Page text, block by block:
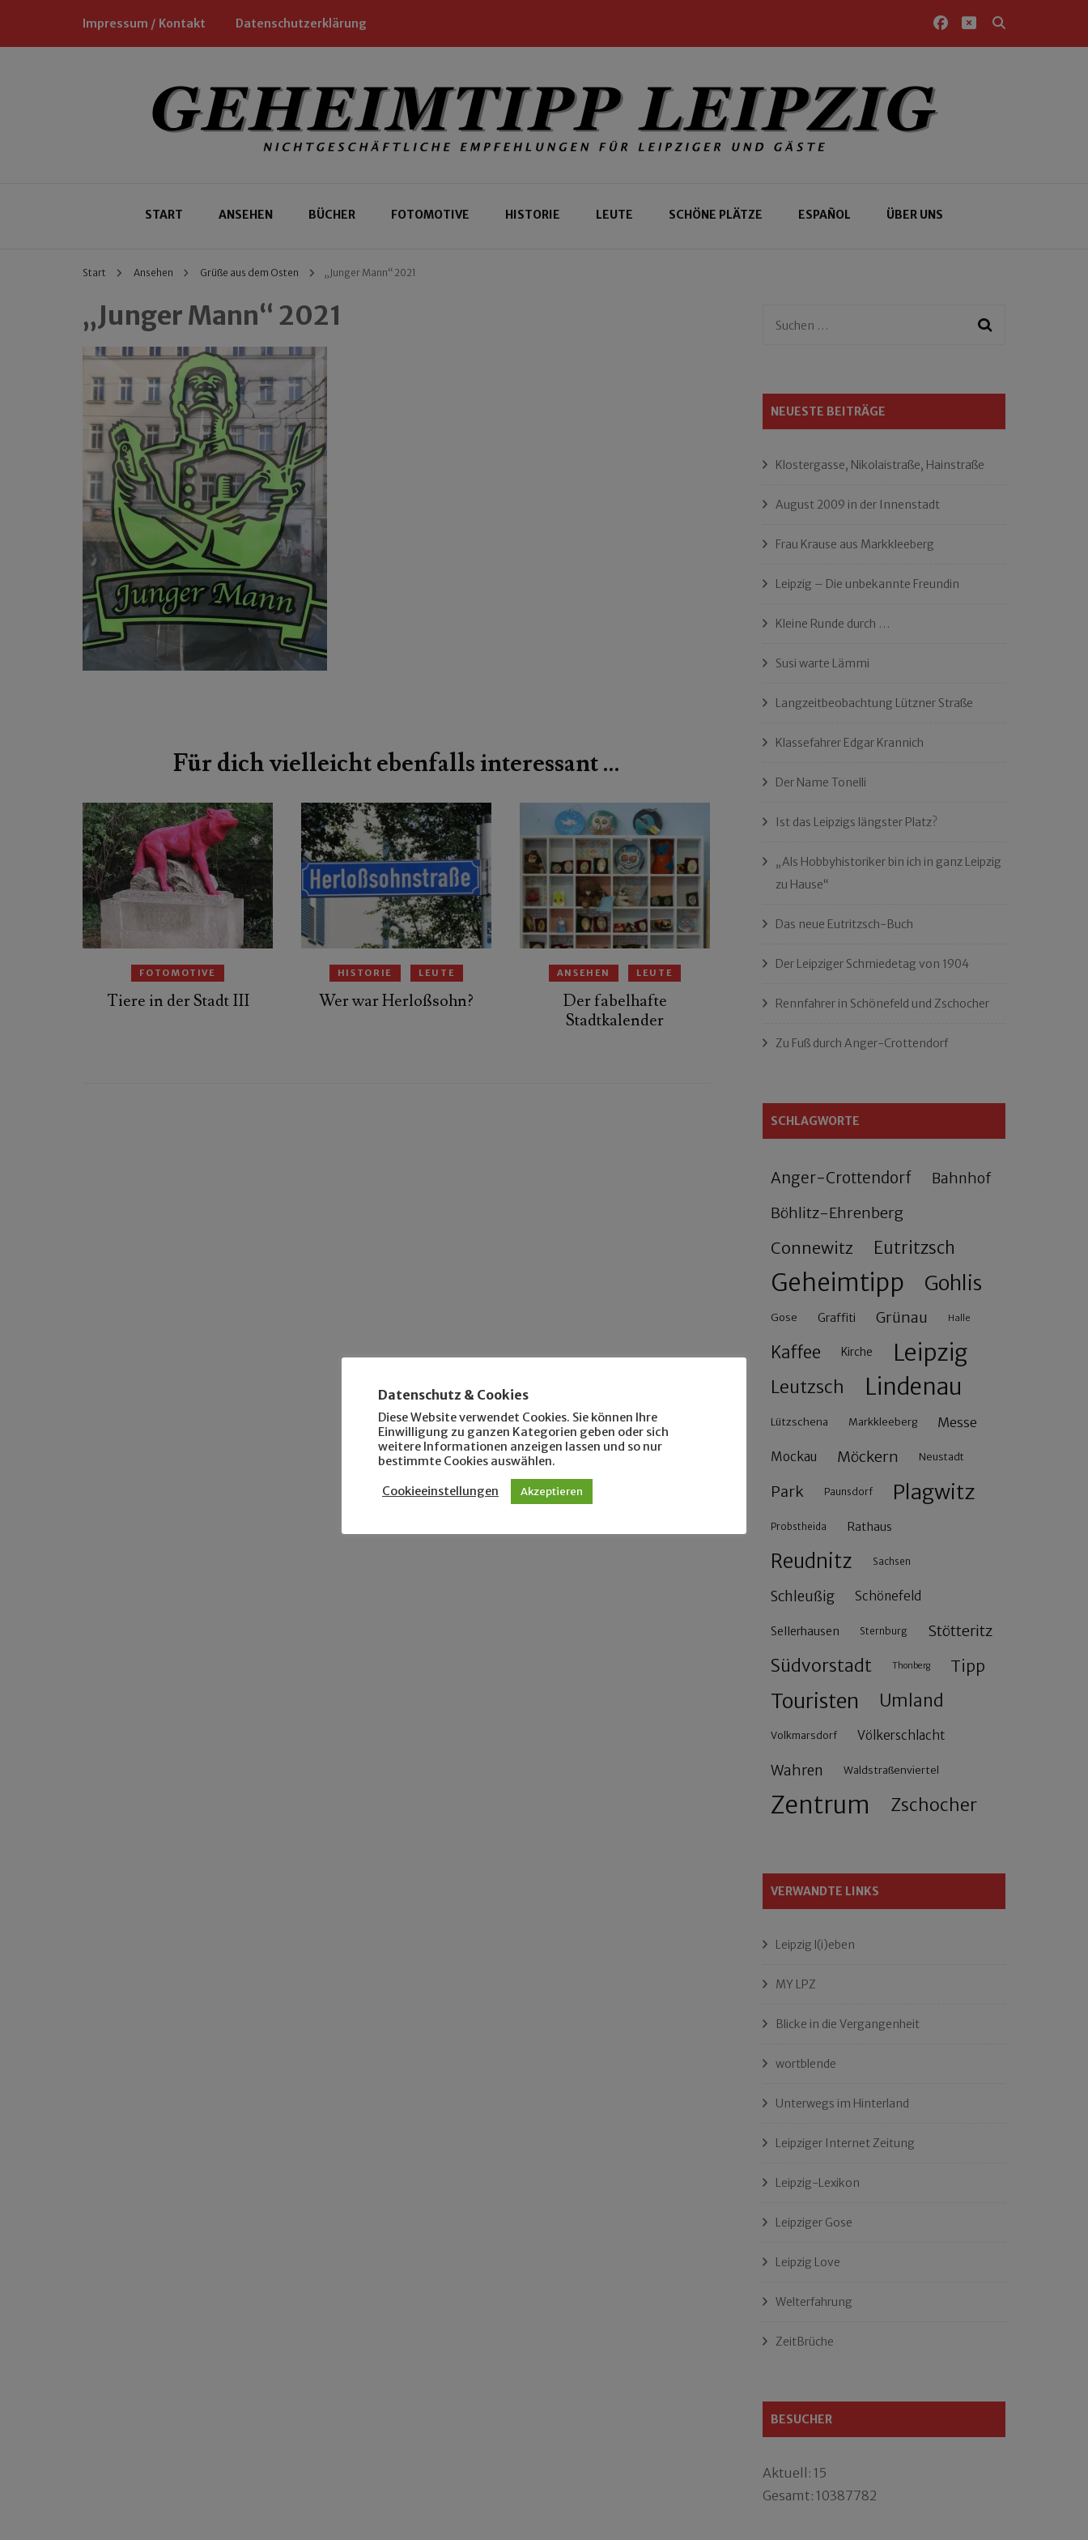
Impressum / Kontakt Datenschutzerklärung
Geheimtipp Leipzig
START ANSEHEN BÜCHER FOTOMOTIVE HISTORIE LEUTE SCHÖNE PLÄTZE ESPAÑOL ÜBER UNS
Start Ansehen Grüße aus dem Osten „Junger Mann“ 2021
„Junger Mann“ 2021
Für dich vielleicht ebenfalls interessant …
FOTOMOTIVE
Tiere in der Stadt III
HISTORIE LEUTE
Wer war Herloßsohn?
ANSEHEN LEUTE
Der fabelhafte
Stadtkalender
Suchen
NEUESTE BEITRÄGE
Klostergasse, Nikolaistraße, Hainstraße
August 2009 in der Innenstadt
Frau Krause aus Markkleeberg
Leipzig – Die unbekannte Freundin
Kleine Runde durch …
Susi warte Lämmi
Langzeitbeobachtung Lützner Straße
Klassefahrer Edgar Krannich
Der Name Tonelli
Ist das Leipzigs längster Platz?
„Als Hobbyhistoriker bin ich in ganz Leipzig
zu Hause“
Das neue Eutritzsch-Buch
Der Leipziger Schmiedetag von 1904
Rennfahrer in Schönefeld und Zschocher
Zu Fuß durch Anger-Crottendorf
SCHLAGWORTE
Anger-Crottendorf Bahnhof
Böhlitz-Ehrenberg
Connewitz Eutritzsch
Geheimtipp Gohlis
Gose Graffiti Grünau Halle
Kaffee Kirche Leipzig
Leutzsch Lindenau
Lützschena Markkleeberg Messe
Mockau Möckern Neustadt
Park Paunsdorf Plagwitz
Probstheida Rathaus
Reudnitz Sachsen
Schleußig Schönefeld
Sellerhausen Sternburg Stötteritz
Südvorstadt Thonberg Tipp
Touristen Umland
Volkmarsdorf Völkerschlacht
Wahren Waldstraßenviertel
Zentrum Zschocher
VERWANDTE LINKS
Leipzig l(i)eben
MY LPZ
Blicke in die Vergangenheit
wortblende
Unterwegs im Hinterland
Leipziger Internet Zeitung
Leipzig-Lexikon
Leipziger Gose
Leipzig Love
Welterfahrung
ZeitBrüche
BESUCHER
Aktuell: 15
Gesamt: 10387782
Datenschutz & Cookies
Diese Website verwendet Cookies. Sie können Ihre
Einwilligung zu ganzen Kategorien geben oder sich
weitere Informationen anzeigen lassen und so nur
bestimmte Cookies auswählen.
Cookieeinstellungen Akzeptieren